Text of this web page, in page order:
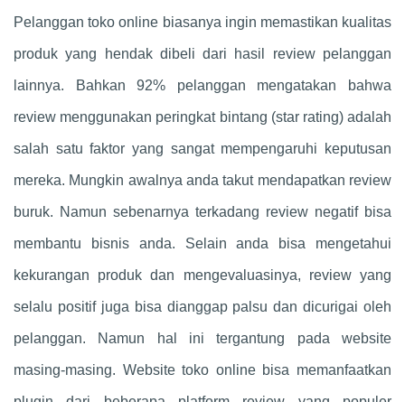
Pelanggan toko online biasanya ingin memastikan kualitas
produk yang hendak dibeli dari hasil review pelanggan
lainnya. Bahkan 92% pelanggan mengatakan bahwa
review menggunakan peringkat bintang (star rating) adalah
salah satu faktor yang sangat mempengaruhi keputusan
mereka. Mungkin awalnya anda takut mendapatkan review
buruk. Namun sebenarnya terkadang review negatif bisa
membantu bisnis anda. Selain anda bisa mengetahui
kekurangan produk dan mengevaluasinya, review yang
selalu positif juga bisa dianggap palsu dan dicurigai oleh
pelanggan. Namun hal ini tergantung pada website
masing-masing. Website toko online bisa memanfaatkan